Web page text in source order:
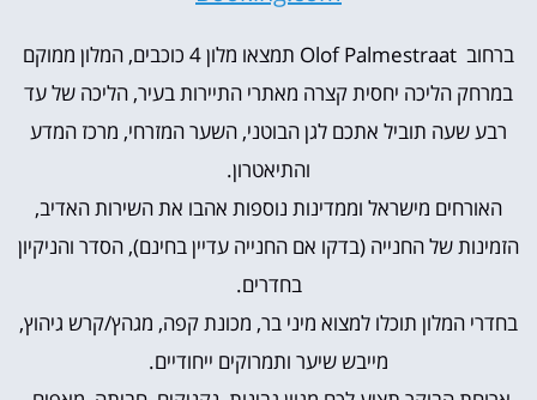
ברחוב Olof Palmestraat תמצאו מלון 4 כוכבים, המלון ממוקם
במרחק הליכה יחסית קצרה מאתרי התיירות בעיר, הליכה של עד
רבע שעה תוביל אתכם לגן הבוטני, השער המזרחי, מרכז המדע
והתיאטרון.
האורחים מישראל וממדינות נוספות אהבו את השירות האדיב,
הזמינות של החנייה (בדקו אם החנייה עדיין בחינם), הסדר והניקיון
בחדרים.
בחדרי המלון תוכלו למצוא מיני בר, מכונת קפה, מגהץ/קרש גיהוץ,
מייבש שיער ותמרוקים ייחודיים.